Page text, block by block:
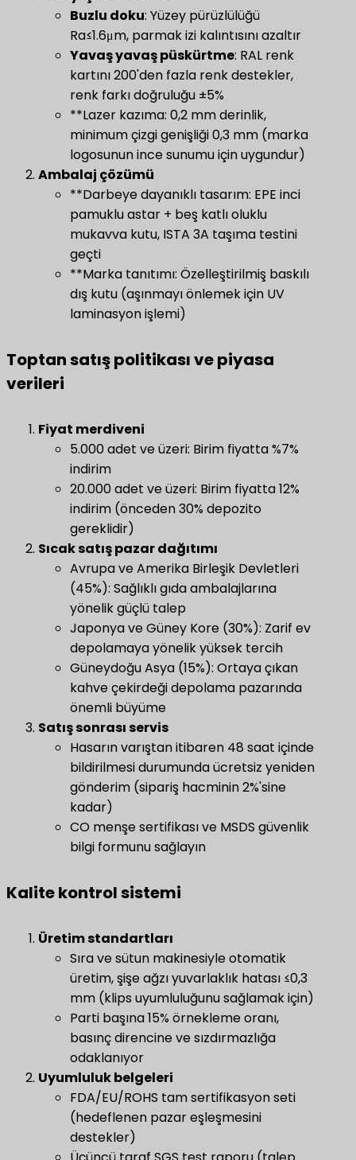
​Buzlu doku​: Yüzey pürüzlülüğü
Ra≤1.6μm, parmak izi kalıntısını azaltır
​Yavaş yavaş püskürtme​​: RAL renk
kartını 200'den fazla renk destekler,
renk farkı doğruluğu ±5%
**Lazer kazıma: 0,2 mm derinlik,
minimum çizgi genişliği 0,3 mm (marka
logosunun ince sunumu için uygundur)
​Ambalaj çözümü
**Darbeye dayanıklı tasarım: EPE inci
pamuklu astar + beş katlı oluklu
mukavva kutu, ISTA 3A taşıma testini
geçti
**Marka tanıtımı: Özelleştirilmiş baskılı
dış kutu (aşınmayı önlemek için UV
laminasyon işlemi)
Toptan satış politikası ve piyasa
verileri
Fiyat merdiveni
5.000 adet ve üzeri: Birim fiyatta %7%
indirim
20.000 adet ve üzeri: Birim fiyatta 12%
indirim (önceden 30% depozito
gereklidir)
Sıcak satış pazar dağıtımı
Avrupa ve Amerika Birleşik Devletleri
(45%): Sağlıklı gıda ambalajlarına
yönelik güçlü talep
Japonya ve Güney Kore (30%): Zarif ev
depolamaya yönelik yüksek tercih
Güneydoğu Asya (15%): Ortaya çıkan
kahve çekirdeği depolama pazarında
önemli büyüme
Satış sonrası servis
Hasarın varıştan itibaren 48 saat içinde
bildirilmesi durumunda ücretsiz yeniden
gönderim (sipariş hacminin 2%'sine
kadar)
CO menşe sertifikası ve MSDS güvenlik
bilgi formunu sağlayın
Kalite kontrol sistemi
Üretim standartları
Sıra ve sütun makinesiyle otomatik
üretim, şişe ağzı yuvarlaklık hatası ≤0,3
mm (klips uyumluluğunu sağlamak için)
Parti başına 15% örnekleme oranı,
basınç direncine ve sızdırmazlığa
odaklanıyor
​Uyumluluk belgeleri​
FDA/EU/ROHS tam sertifikasyon seti
(hedeflenen pazar eşleşmesini
destekler)